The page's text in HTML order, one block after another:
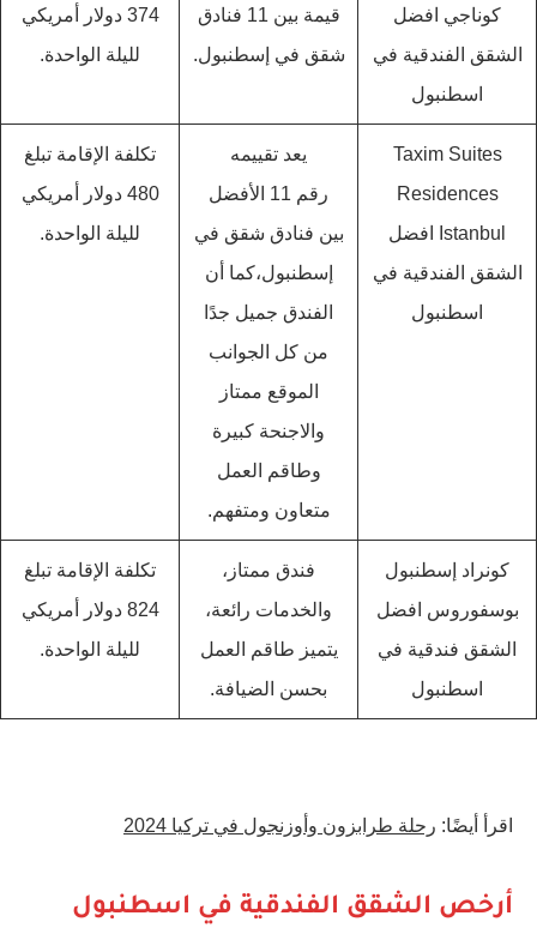
كوناجي افضل
الشقق الفندقية في
اسطنبول
قيمة بين 11 فنادق
شقق في إسطنبول.
374 دولار أمريكي
لليلة الواحدة.
Taxim Suites
Residences
Istanbul‬ افضل
الشقق الفندقية في
اسطنبول
يعد تقييمه
رقم 11 الأفضل
بين فنادق شقق في
إسطنبول،كما أن
الفندق جميل جدًا
من كل الجوانب
الموقع ممتاز
والاجنحة كبيرة
وطاقم العمل
متعاون ومتفهم.
تكلفة الإقامة تبلغ
480 دولار أمريكي
لليلة الواحدة.
كونراد إسطنبول
بوسفوروس افضل
الشقق فندقية في
اسطنبول
فندق ممتاز،
والخدمات رائعة،
يتميز طاقم العمل
بحسن الضيافة.
تكلفة الإقامة تبلغ
824 دولار أمريكي
لليلة الواحدة.
اقرأ أيضًا: رحلة طرابزون وأوزنجول في تركيا 2024
أرخص الشقق الفندقية في اسطنبول